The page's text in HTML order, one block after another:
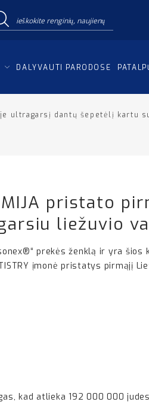
DALYVAUTI PARODOSE
ultragarsį dantų šepetėlį kartu
pristato
liežuvio
prekės ženklą ir yra
įmonė pristatys
kad atlieka 192 000 000